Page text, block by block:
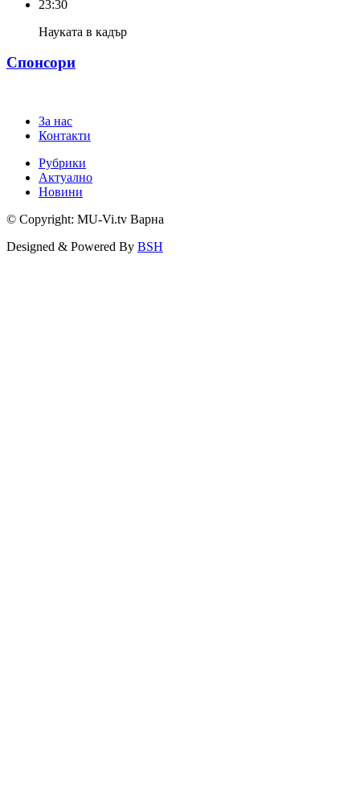
23:30
Науката в кадър
Спонсори
За нас
Контакти
Рубрики
Актуално
Новини
© Copyright: MU-Vi.tv Варна
Designed & Powered By BSH